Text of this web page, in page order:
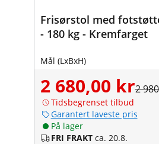
Frisørstol med
- 180 kg - Kremfarget
Mål (LxBxH)
2 680,00 kr2
Tidsbegrenset tilbud
Garantert laveste pris
På lager
FRI FRAKT ca. 20.8.